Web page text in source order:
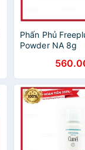
Phấn Phủ
Powder NA 8g